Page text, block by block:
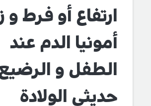
ارتفاع أو فرط و
أمونيا الدم عند
الطفل و
حديثي الولادة